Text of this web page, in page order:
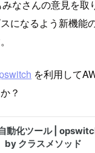
なさんの意見を取
になるよう新機能
を利用して
？